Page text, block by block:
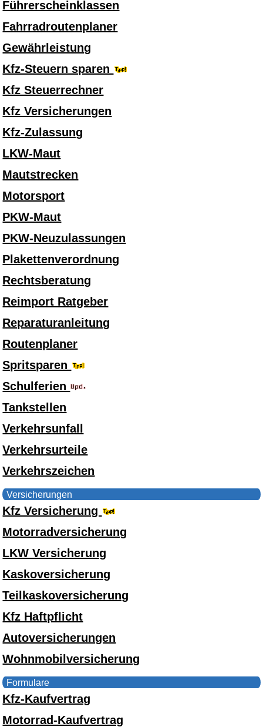
Führerscheinklassen
Fahrradroutenplaner
Gewährleistung
Kfz-Steuern sparen
Kfz Steuerrechner
Kfz Versicherungen
Kfz-Zulassung
LKW-Maut
Mautstrecken
Motorsport
PKW-Maut
PKW-Neuzulassungen
Plakettenverordnung
Rechtsberatung
Reimport Ratgeber
Reparaturanleitung
Routenplaner
Spritsparen
Schulferien
Tankstellen
Verkehrsunfall
Verkehrsurteile
Verkehrszeichen
Versicherungen
Kfz Versicherung
Motorradversicherung
LKW Versicherung
Kaskoversicherung
Teilkaskoversicherung
Kfz Haftpflicht
Autoversicherungen
Wohnmobilversicherung
Formulare
Kfz-Kaufvertrag
Motorrad-Kaufvertrag